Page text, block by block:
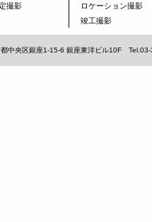
撮影
ロケーション撮影
竣工撮影
中央区銀座1-15-6 銀座東洋ビル10F